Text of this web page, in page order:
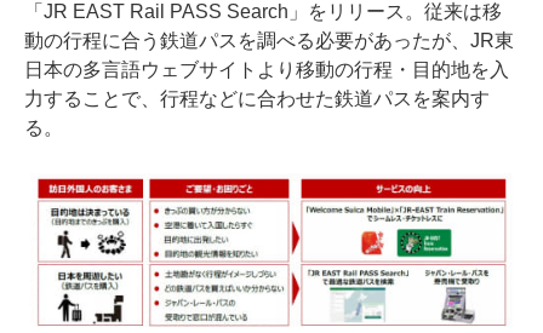
「JR EAST Rail PASS Search」をリリース。従来は移
動の行程に合う鉄道パスを調べる必要があったが、JR東
日本の多言語ウェブサイトより移動の行程・目的地を入
力することで、行程などに合わせた鉄道パスを案内す
る。